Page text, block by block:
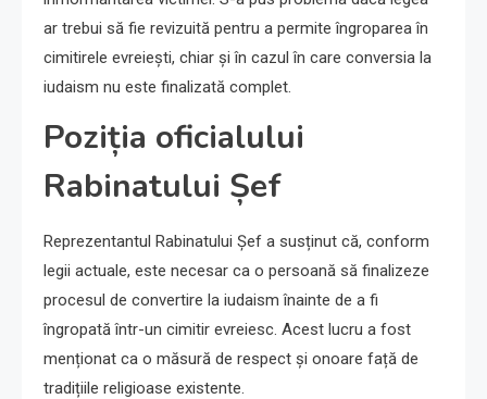
ar trebui să fie revizuită pentru a permite îngroparea în
cimitirele evreiești, chiar și în cazul în care conversia la
iudaism nu este finalizată complet.
Poziția oficialului
Rabinatului Șef
Reprezentantul Rabinatului Șef a susținut că, conform
legii actuale, este necesar ca o persoană să finalizeze
procesul de convertire la iudaism înainte de a fi
îngropată într-un cimitir evreiesc. Acest lucru a fost
menționat ca o măsură de respect și onoare față de
tradițiile religioase existente.